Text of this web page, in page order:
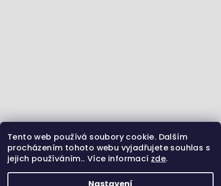
Tento web používá soubory cookie. Dalším
procházením tohoto webu vyjadřujete souhlas s
jejich používáním.. Více informací zde.
Jdeme se vzdělávat :) - články ze světa zvířat
Sledujte nás na Instagramu
Jsme i na Facebooku
Uvidíme se na Pinterestu?